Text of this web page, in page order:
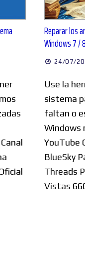
Reparar los
Windows 7 /
24/07/
Use la
sistema
faltan o
Windows
YouTube
BlueSky
Threads
Vistas